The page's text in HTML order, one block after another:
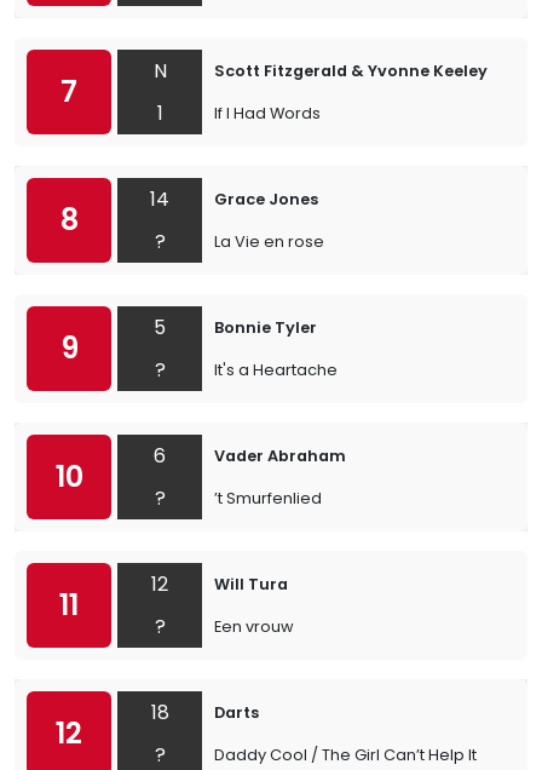
7
N
1
Scott Fitzgerald & Yvonne Keeley
If I Had Words
8
14
?
Grace Jones
La Vie en rose
9
5
?
Bonnie Tyler
It's a Heartache
10
6
?
Vader Abraham
’t Smurfenlied
11
12
?
Will Tura
Een vrouw
12
18
?
Darts
Daddy Cool / The Girl Can’t Help It